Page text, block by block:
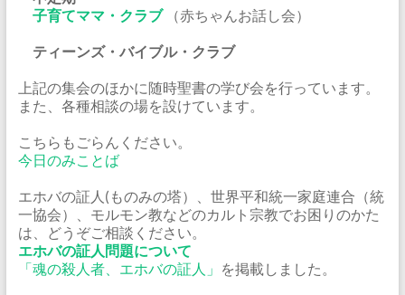
子育てママ・クラブ（赤ちゃんお話し会）
ティーンズ・バイブル・クラブ
上記の集会のほかに随時聖書の学び会を行っています。
また、各種相談の場を設けています。
こちらもごらんください。
今日のみことば
エホバの証人(ものみの塔）、世界平和統一家庭連合（統
一協会）、モルモン教などのカルト宗教でお困りのかた
は、どうぞご相談ください。
エホバの証人問題について
「魂の殺人者、エホバの証人」 を掲載しました。